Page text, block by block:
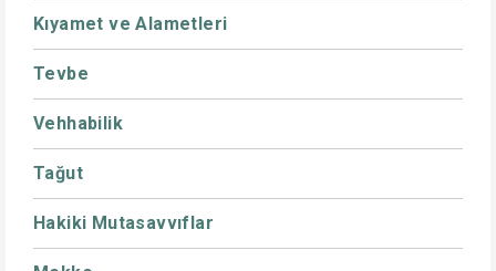
Kıyamet ve Alametleri
Tevbe
Vehhabilik
Tağut
Hakiki Mutasavvıflar